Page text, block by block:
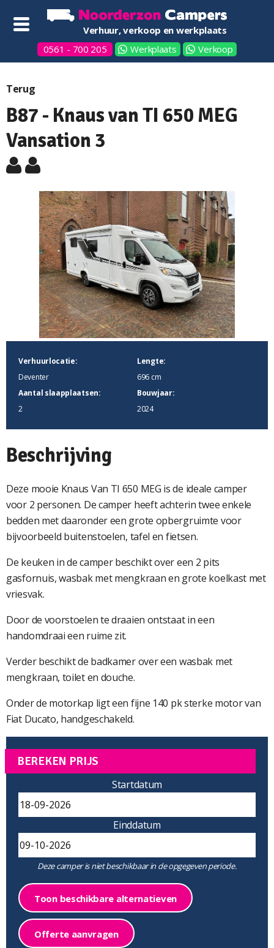
Verhuur, verkoop en werkplaats
0561 - 700 205
Werkplaats Verkoop
Terug
B87 - Knaus van TI 650 MEG
Vansation 3
Verhuurlocatie:
Deventer
Lengte:
696 cm
Aantal slaapplaatsen:
2
Bouwjaar:
2024
Beschrijving
Deze mooie Knaus Van TI 650 MEG is de ideale camper
voor 2 personen. De camper heeft achterin twee enkele
bedden met daaronder een grote opbergruimte voor
bijvoorbeeld buitenstoelen, tafel en fietsen.
De keuken in de camper beschikt over een 2 pits
gasfornuis, wasbak met mengkraan en grote koelkast met
vriesvak.
Door de voorstoelen te draaien ontstaat in een
handomdraai een ruime zit.
Verder beschikt de badkamer over een wasbak met
mengkraan, toilet en douche.
Onder de motorkap ligt een fijne 140 pk sterke motor van
Fiat Ducato, handgeschakeld.
BEREKEN PRIJS
Startdatum
Einddatum
Deze camper is niet beschikbaar in de opgegeven periode.
Toon beschikbare alternatieven
Offerte aanvragen